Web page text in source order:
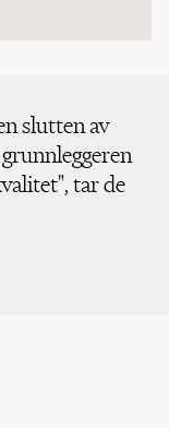
slutten av
tar de